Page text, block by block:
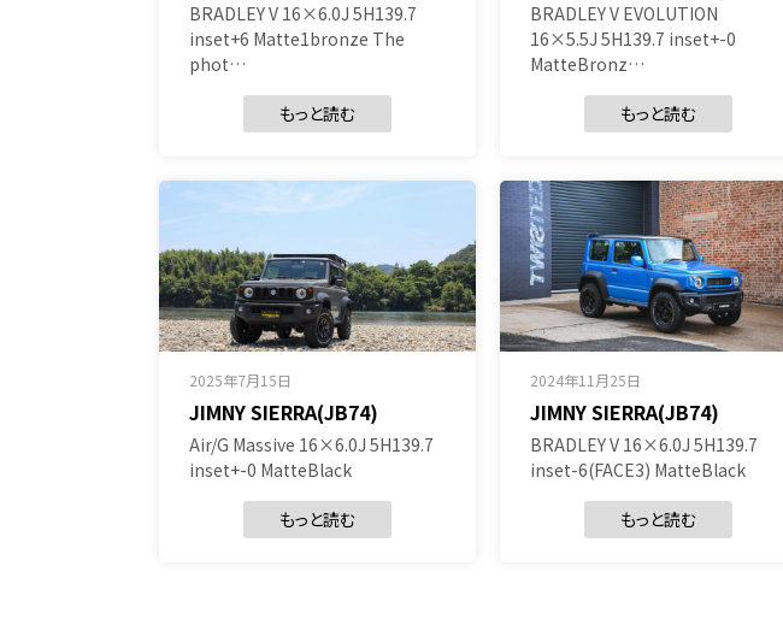
BRADLEY V 16×6.0J 5H139.7
inset+6 Matte1bronze The
phot…
もっと読む
BRADLEY V EVOLUTION
16×5.5J 5H139.7 inset+-0
MatteBronz…
もっと読む
2025年7月15日
JIMNY SIERRA(JB74)
Air/G Massive 16×6.0J 5H139.7
inset+-0 MatteBlack
もっと読む
2024年11月25日
JIMNY SIERRA(JB74)
BRADLEY V 16×6.0J 5H139.7
inset-6(FACE3) MatteBlack
もっと読む